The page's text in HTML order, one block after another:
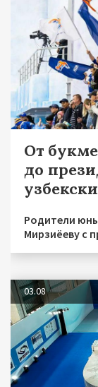
От
до
Родители
Мирзиёеву с
03.08